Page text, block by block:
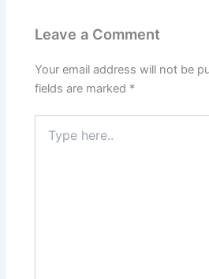
Leave a Comment
Your email address will not be
fields are marked *
here..